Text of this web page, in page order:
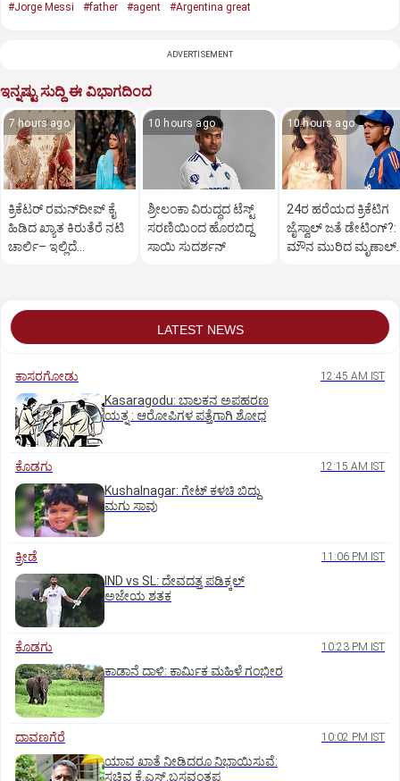
#Jorge Messi #father #agent #Argentina great
ADVERTISEMENT
ಇನ್ನಷ್ಟು ಸುದ್ದಿ ಈ ವಿಭಾಗದಿಂದ
7 hours ago
ಕ್ರಿಕೆಟರ್‌ ರಮನ್‌ದೀಪ್‌ ಕೈ
ಹಿಡಿದ ಖ್ಯಾತ ಕಿರುತೆರೆ ನಟಿ
ಚಾರ್ಲಿ– ಇಲ್ಲಿದೆ
10 hours ago
ಶ್ರೀಲಂಕಾ ವಿರುದ್ಧದ ಟೆಸ್ಟ್
ಸರಣಿಯಿಂದ ಹೊರಬಿದ್ದ
ಸಾಯಿ ಸುದರ್ಶನ್
10 hours ago
24ರ ಹರೆಯದ ಕ್ರಿಕೆಟಿಗ
ಜೈಸ್ವಾಲ್‌ ಜತೆ ಡೇಟಿಂಗ್?:‌
ಮೌನ ಮುರಿದ ಮೃಣಾಲ್‌
LATEST NEWS
ಕಾಸರಗೋಡು 12:45 AM IST
Kasaragodu: ಬಾಲಕನ ಅಪಹರಣ
ಯತ್ನ : ಆರೋಪಿಗಳ ಪತ್ತೆಗಾಗಿ ಶೋಧ
ಕೊಡಗು 12:15 AM IST
Kushalnagar: ಗೇಟ್ ಕಳಚಿ ಬಿದ್ದು
ಮಗು ಸಾವು
ಕ್ರೀಡೆ 11:06 PM IST
IND vs SL: ದೇವದತ್ತ ಪಡಿಕ್ಕಲ್‌
ಅಜೇಯ ಶತಕ
ಕೊಡಗು 10:23 PM IST
ಕಾಡಾನೆ ದಾಳಿ: ಕಾರ್ಮಿಕ ಮಹಿಳೆ ಗಂಭೀರ
ದಾವಣಗೆರೆ 10:02 PM IST
ಯಾವ ಖಾತೆ ನೀಡಿದರೂ ನಿಭಾಯಿಸುವೆ:
ಸಚಿವ ಕೆ.ಎಸ್.ಬಸವಂತಪ್ಪ